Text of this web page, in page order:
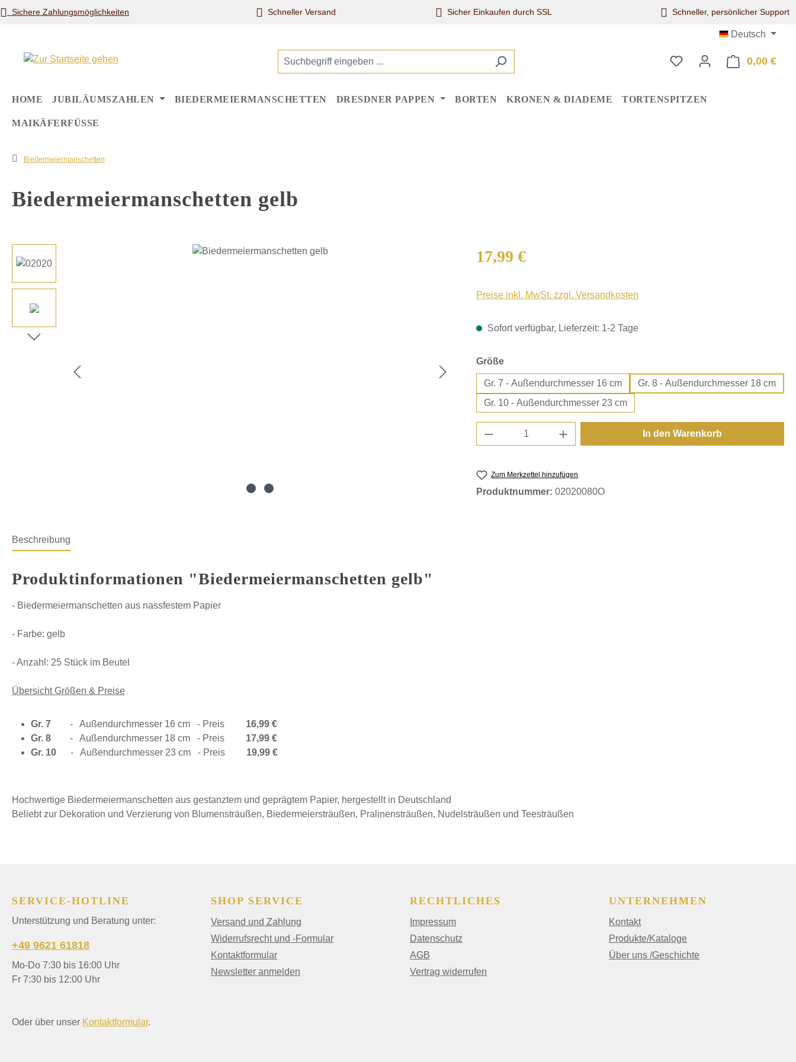
Hauptinhalt springen
Zur Suche springen
Zur Hauptnavigation springen
Sichere Zahlungsmöglichkeiten Schneller Versand Sicher Einkaufen durch SSL Schneller, persönlicher Support
Deutsch
0,00 €
HOME JUBILÄUMSZAHLEN BIEDERMEIERMANSCHETTEN DRESDNER PAPPEN BORTEN KRONEN & DIADEME TORTENSPITZEN
MAIKÄFERFÜSSE
Biedermeiermanschetten
Biedermeiermanschetten gelb
Regulärer Preis:
17,99 €
Preise inkl. MwSt. zzgl. Versandkosten
Sofort verfügbar, Lieferzeit: 1-2 Tage
Größeauswählen
Gr. 7 - Außendurchmesser 16 cm
Gr. 8 - Außendurchmesser 18 cm
Gr. 10 - Außendurchmesser 23 cm
Produkt Anzahl: Gib den gewünschten Wert ein
In den Warenkorb
Zum Merkzettel hinzufügen
Produktnummer: 02020080O
Beschreibung
Produktinformationen "Biedermeiermanschetten gelb"
- Biedermeiermanschetten aus nassfestem Papier
- Farbe: gelb
- Anzahl: 25 Stück im Beutel
Übersicht Größen & Preise
Gr. 7 - Außendurchmesser 16 cm - Preis
16,99 €
Gr. 8
- Außendurchmesser 18 cm - Preis
17,99 €
Gr. 10
- Außendurchmesser 23 cm - Preis 19,99 €
Hochwertige Biedermeiermanschetten aus gestanztem und geprägtem Papier, hergestellt in Deutschland
Beliebt zur Dekoration und Verzierung von Blumensträußen, Biedermeiersträußen, Pralinensträußen, Nudelsträußen und Teesträußen
SERVICE-HOTLINE
Unterstützung und Beratung unter:
+49 9621 61818
Mo-Do 7:30 bis 16:00 Uhr
Fr 7:30 bis 12:00 Uhr
Oder über unser Kontaktformular.
SHOP SERVICE
Versand und Zahlung
Widerrufsrecht und -Formular
Kontaktformular
Newsletter anmelden
RECHTLICHES
Impressum
Datenschutz
AGB
Vertrag widerrufen
UNTERNEHMEN
Kontakt
Produkte/Kataloge
Über uns /Geschichte